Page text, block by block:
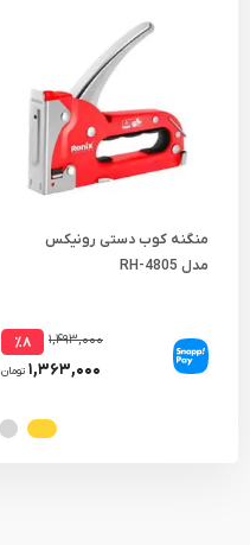
منگنه کوب دستی رونیکس
مدل RH-4805
۱,۴۹۳,۰۰۰ ٪۸
۱,۳۶۳,۰۰۰ تومان